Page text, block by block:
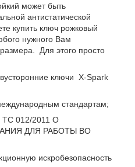
может быть
антистатической
купить ключ рожковый
нужного Вам
Для этого просто
ключи X-Spark
стандартам;
ТС 012/2011 О
ДЛЯ РАБОТЫ ВО
искробезопасность